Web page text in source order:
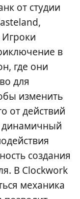
от студии
в
где они
для
изменить
от действий
динамичный
создания
В Clockwork
механика